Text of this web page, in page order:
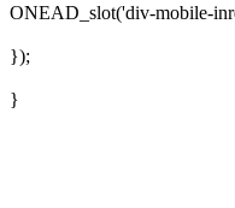
ONEAD_slot('div-mobile-
});
}